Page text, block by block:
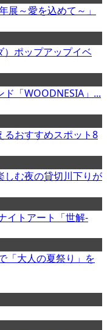
展～愛を込めて～」
）ポップアップイベ
「WOODNESIA」...
るおすすめスポット8
しむ夜の貸切川下りが
イトアート「世解-
「大人の夏祭り」を